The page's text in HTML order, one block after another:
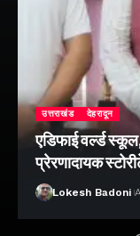
उत्तराखंड देहरादून
एडिफाई वर्ल्ड
प्रेरणादायक
Lokesh Badoni